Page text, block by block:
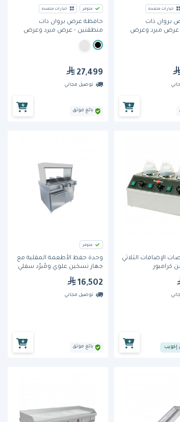
خيارات متعددة
بروان ذات
عرض مبرد وعرض
المبردة اليمنى،
متوفر خيارات متعددة
حافظة عرض بروان ذات
منطقتين - عرض مبرد وعرض
متر، المنطقة المبردة اليمنى،
27,499
توصيل مجاني
بائع موثق
الإضافات الثلاثي
متوفر
وحدة حفظ الأطعمة المقلية مع
جهاز تسخين علوي ومُبرّد سفلي
16,502
توصيل مجاني
بائع موثق